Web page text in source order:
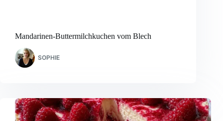
Mandarinen-Buttermilchkuchen vom Blech
SOPHIE